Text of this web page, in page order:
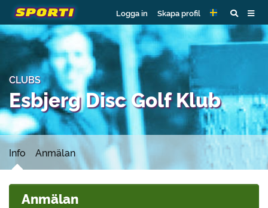
Logga in Skapa profil
CLUBS
Esbjerg Disc Golf Klub
Info Anmälan
Anmälan